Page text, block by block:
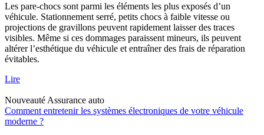
Les pare-chocs sont parmi les éléments les plus exposés d’un
véhicule. Stationnement serré, petits chocs à faible vitesse ou
projections de gravillons peuvent rapidement laisser des traces
visibles. Même si ces dommages paraissent mineurs, ils peuvent
altérer l’esthétique du véhicule et entraîner des frais de réparation
évitables.
Lire
Nouveauté Assurance auto
Comment entretenir les systèmes électroniques de votre véhicule
moderne ?